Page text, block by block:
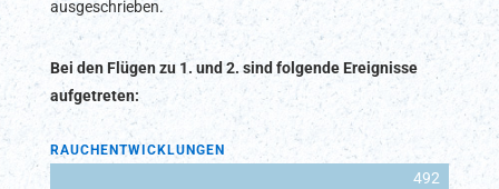
ausgeschrieben.
Bei den Flügen zu 1. und 2. sind folgende Ereignisse
aufgetreten:
RAUCHENTWICKLUNGEN
492